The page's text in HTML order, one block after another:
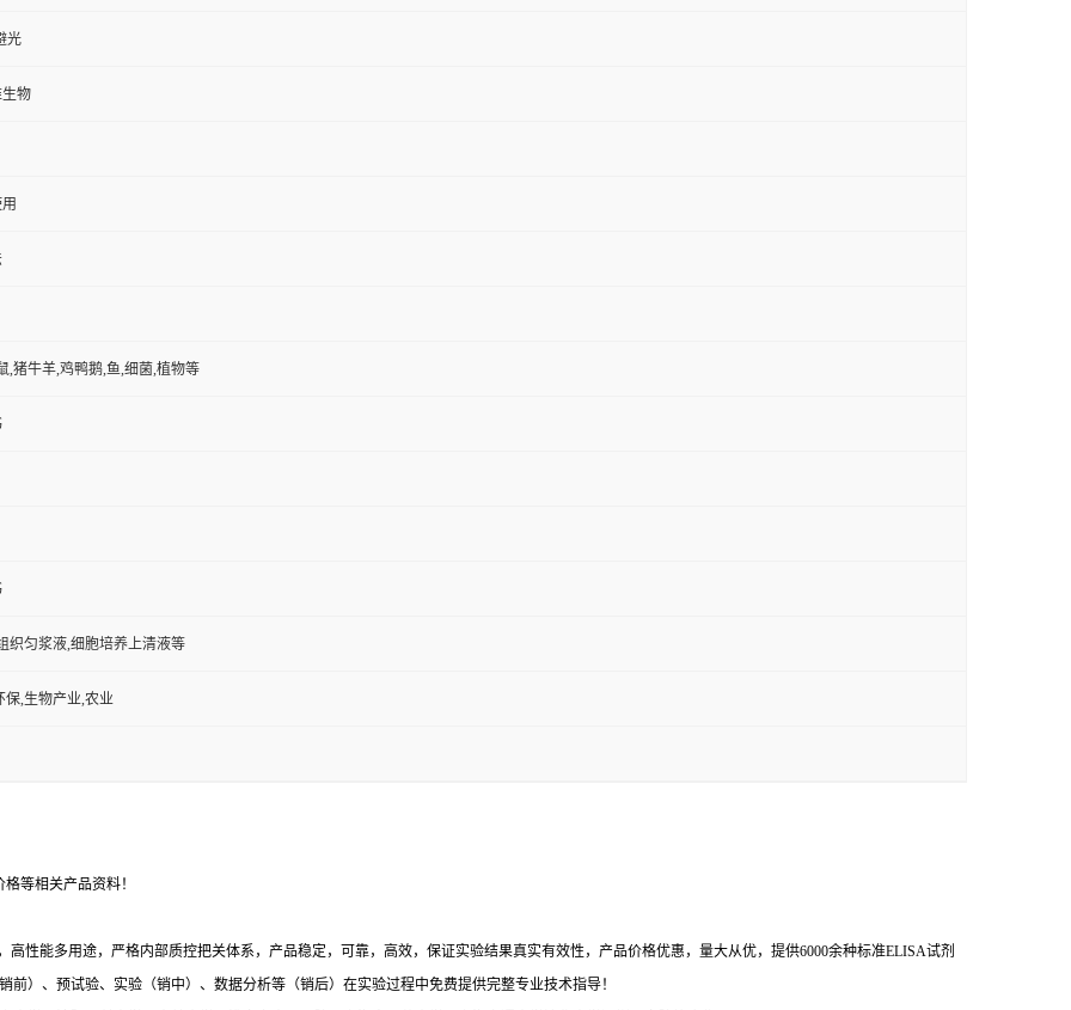
光
物
,猪牛羊,鸡鸭鹅,鱼,细菌,植物等
织匀浆液,细胞培养上清液等
保,生物产业,农业
等相关产品资料！
性能多用途，严格内部质控把关体系，产品稳定，可靠，高效，保证实验结果真实有效性，产品价格优惠，量大从优，提供6000余种标准ELISA试剂
）、预试验、实验（销中）、数据分析等（销后）在实验过程中免费提供完整专业技术指导！